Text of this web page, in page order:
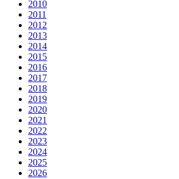
2010
2011
2012
2013
2014
2015
2016
2017
2018
2019
2020
2021
2022
2023
2024
2025
2026